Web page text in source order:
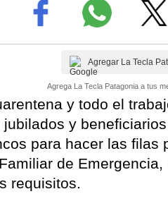
Agregar La Tecla
Agrega La Tecla Patagonia a tus
y todo el
y
para hacer las filas
de
requisitos.